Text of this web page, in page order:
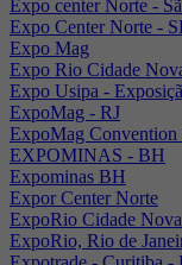
Expo center Norte -
Expo Center Norte -
Expo Mag
Expo Rio Cidade
Expo Usipa -
ExpoMag - RJ
ExpoMag Convention
EXPOMINAS - BH
Expominas BH
Expor Center Norte
ExpoRio Cidade
ExpoRio, Rio de